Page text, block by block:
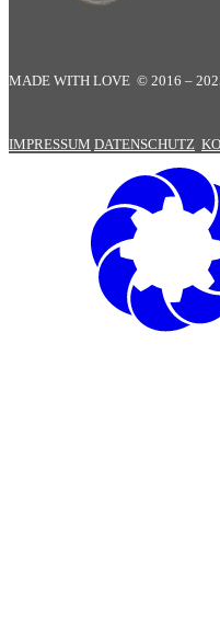
MADE WITH LOVE © 2016 –
IMPRESSUM DATENSCHUTZ